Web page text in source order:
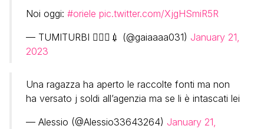
Noi oggi: #oriele pic.twitter.com/XjgHSmiR5R
— TUMITURBI 🧚🏻‍♀️💉 (@gaiaaaa031) January 21,
2023
Una ragazza ha aperto le raccolte fonti ma non
ha versato j soldi all’agenzia ma se li è intascati lei
— Alessio (@Alessio33643264) January 21,